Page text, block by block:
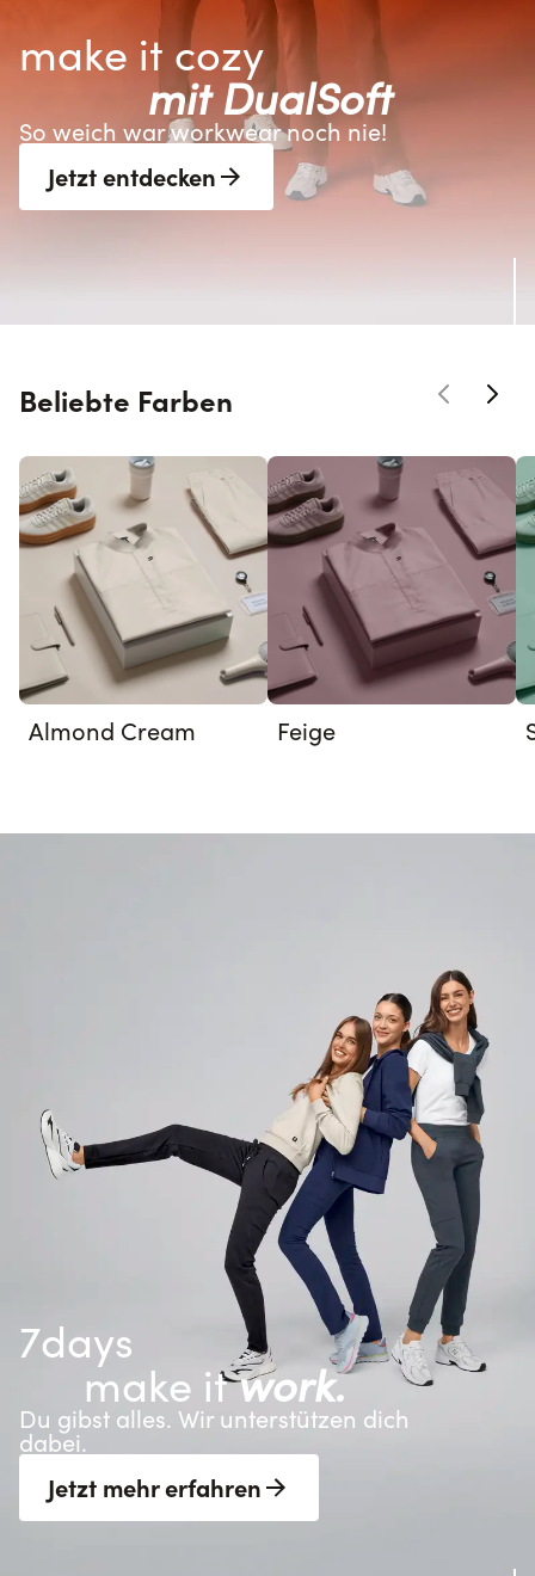
make it cozy
mit DualSoft
So weich war workwear noch nie!
Jetzt entdecken
Beliebte Farben
Almond Cream Feige
7days
      make it
work.
Du gibst alles. Wir unterstützen dich
dabei.
Jetzt mehr erfahren